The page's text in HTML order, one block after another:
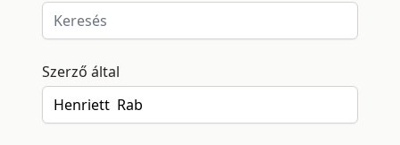
Szerző által